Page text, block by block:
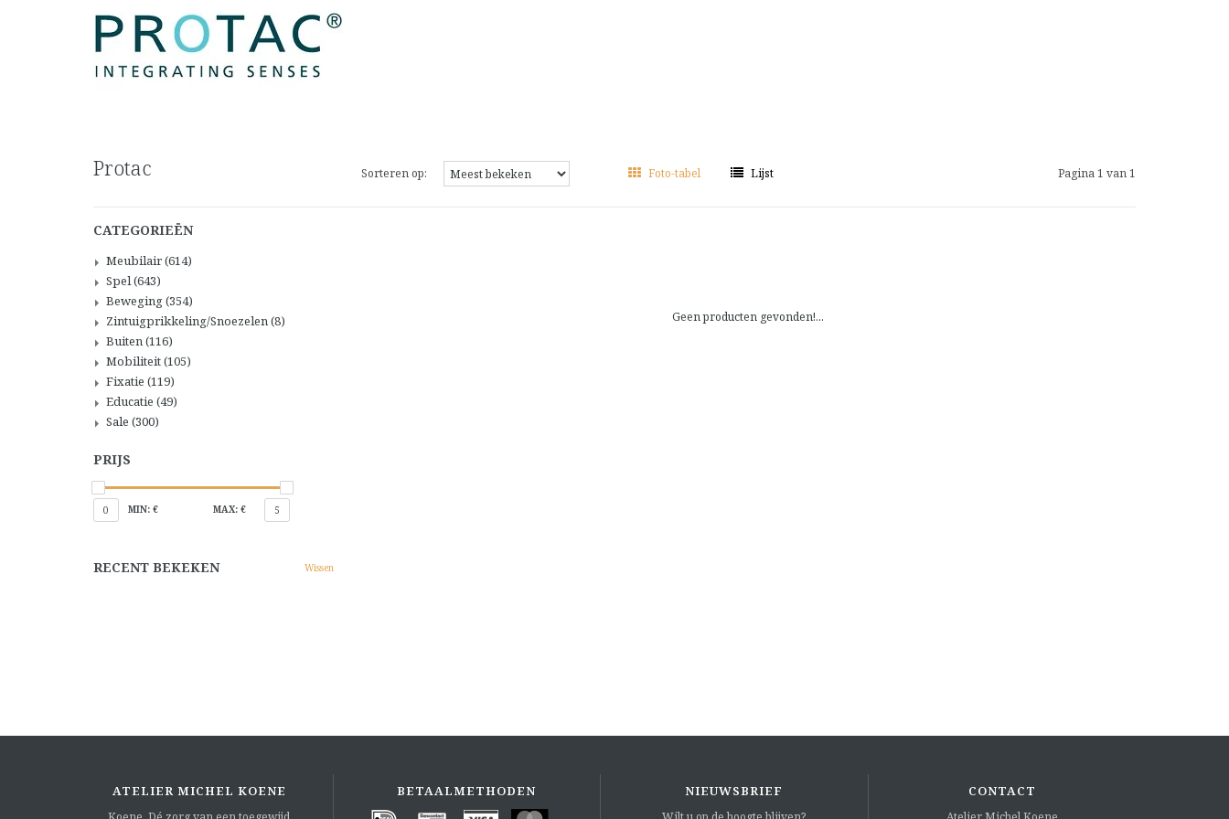
Protac Sorteren op: Foto-tabel Lijst Pagina 1 van 1
CATEGORIEËN
Meubilair(614)
Spel(643)
Beweging(354)
Zintuigprikkeling/Snoezelen(8)
Buiten(116)
Mobiliteit(105)
Fixatie (119)
Educatie (49)
Sale (300)
PRIJS
0 MIN: € MAX: € 5
RECENT BEKEKEN Wissen
Geen producten gevonden!...
ATELIER MICHEL KOENE BETAALMETHODEN NIEUWSBRIEF CONTACT